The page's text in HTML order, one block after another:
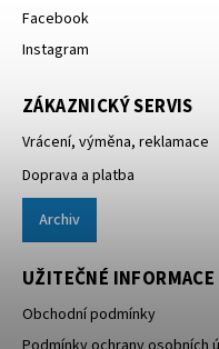
Facebook
Instagram
ZÁKAZNICKÝ SERVIS
Vrácení, výměna, reklamace
Doprava a platba
Archiv
UŽITEČNÉ INFORMACE
Obchodní podmínky